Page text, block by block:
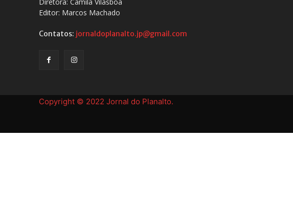
Editor: Marcos Machado
Contatos: jornaldoplanalto.jp@gmail.com
Copyright © 2022 Jornal do Planalto.